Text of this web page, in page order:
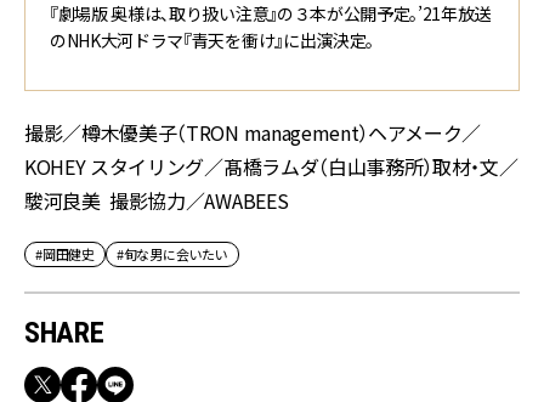
『劇場版 奥様は、取り扱い注意』の３本が公開予定。’21年放送
のNHK大河ドラマ『青天を衝け』に出演決定。
撮影／樽木優美子（TRON management）ヘアメーク／
KOHEY スタイリング／髙橋ラムダ（白山事務所）取材・文／
駿河良美 撮影協力／AWABEES
#岡田健史 #旬な男に会いたい
SHARE